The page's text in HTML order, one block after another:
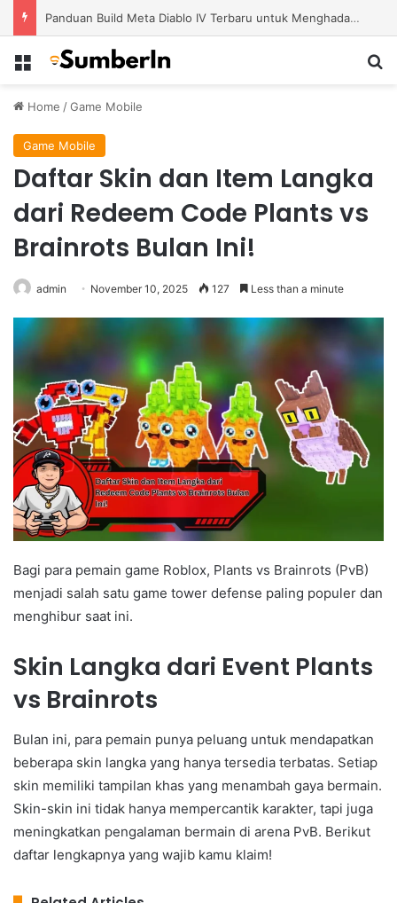
Panduan Build Meta Diablo IV Terbaru untuk Menghadapi Tantangan Level Tinggi
Menu
Home /Game Mobile
Game Mobile
Daftar Skin dan Item Langka
dari Redeem Code Plants vs
Brainrots Bulan Ini!
admin November 10, 2025 127 Less than a minute
Bagi para pemain game Roblox, Plants vs Brainrots (PvB)
menjadi salah satu game tower defense paling populer dan
menghibur saat ini.
Skin Langka dari Event Plants
vs Brainrots
Bulan ini, para pemain punya peluang untuk mendapatkan
beberapa skin langka yang hanya tersedia terbatas. Setiap
skin memiliki tampilan khas yang menambah gaya bermain.
Skin-skin ini tidak hanya mempercantik karakter, tapi juga
meningkatkan pengalaman bermain di arena PvB. Berikut
daftar lengkapnya yang wajib kamu klaim!